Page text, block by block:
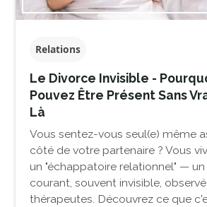
Relations
Le Divorce Invisible -
Pouvez Être Présent Sans
Là
Vous sentez-vous seul(e) même
côté de votre partenaire ? Vous
un "échappatoire relationnel" —
courant, souvent invisible,
thérapeutes. Découvrez ce que